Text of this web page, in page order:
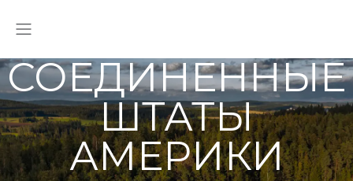
СОЕДИНЕННЫЕ
ШТАТЫ
АМЕРИКИ